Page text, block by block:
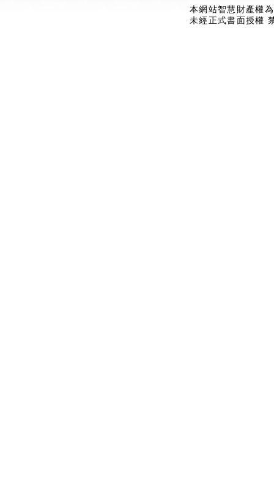
本網站智慧財產權
未經正式書面授權